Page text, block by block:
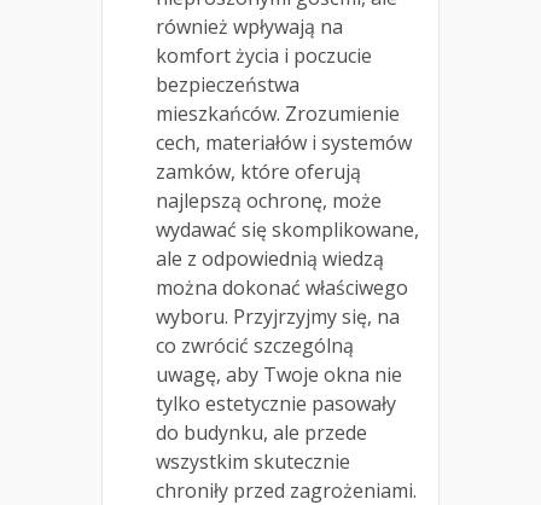
również wpływają na
komfort życia i poczucie
bezpieczeństwa
mieszkańców. Zrozumienie
cech, materiałów i systemów
zamków, które oferują
najlepszą ochronę, może
wydawać się skomplikowane,
ale z odpowiednią wiedzą
można dokonać właściwego
wyboru. Przyjrzyjmy się, na
co zwrócić szczególną
uwagę, aby Twoje okna nie
tylko estetycznie pasowały
do budynku, ale przede
wszystkim skutecznie
chroniły przed zagrożeniami.